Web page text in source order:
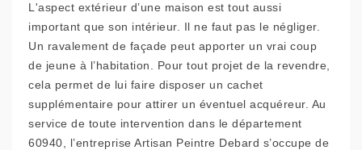
L'aspect extérieur d’une maison est tout aussi
important que son intérieur. Il ne faut pas le négliger.
Un ravalement de façade peut apporter un vrai coup
de jeune à l’habitation. Pour tout projet de la revendre,
cela permet de lui faire disposer un cachet
supplémentaire pour attirer un éventuel acquéreur. Au
service de toute intervention dans le département
60940, l’entreprise Artisan Peintre Debard s’occupe de